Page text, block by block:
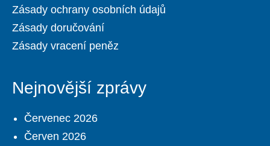
Zásady ochrany osobních údajů
Zásady doručování
Zásady vracení peněz
Nejnovější zprávy
Červenec 2026
Červen 2026